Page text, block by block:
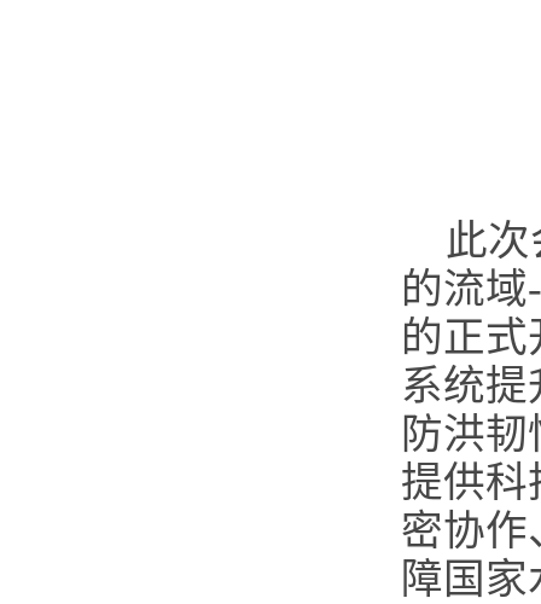
此
的流
的正
系统
防洪
提供科
密协作
障国